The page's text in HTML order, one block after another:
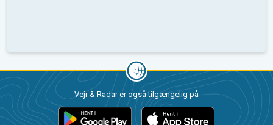
Vejr & Radar er også tilgængelig på